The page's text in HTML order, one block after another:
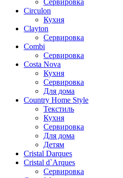
Сервировка
Circulon
Кухня
Clayton
Сервировка
Combi
Сервировка
Costa Nova
Кухня
Сервировка
Для дома
Country Home Style
Текстиль
Кухня
Сервировка
Для дома
Детям
Cristal Darques
Cristal d`Arques
Сервировка